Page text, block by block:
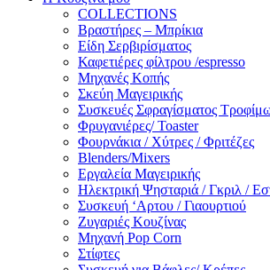
COLLECTIONS
Βραστήρες – Μπρίκια
Είδη Σερβιρίσματος
Καφετιέρες φίλτρου /espresso
Μηχανές Κοπής
Σκεύη Μαγειρικής
Συσκευές Σφραγίσματος
Φρυγανιέρες/ Toaster
Φουρνάκια / Χύτρες / Φριτέζες
Blenders/Mixers
Εργαλεία Μαγειρικής
Ηλεκτρική Ψησταριά / Γκριλ /
Συσκευή ‘Αρτου / Γιαουρτιού
Ζυγαριές Κουζίνας
Μηχανή Pop Corn
Στίφτες